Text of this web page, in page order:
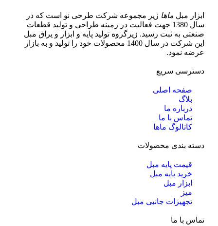
ابزار مبل ماها زیر مجموعه شرکت طرحی نو است که در
سال 1380 جهت فعالیت در زمینه طراحی و تولید قطعات
صنعتی به ثبت رسید. زیرگروه تولید پایه و ابزار و یراق مبل
این شرکت در سال 1400 محصولات خود را تولید و به بازار
عرضه نمود.
دسترسی سریع
صفحه اصلی
بلاگ
درباره ما
تماس با ما
کاتالوگ ماها
دسته بندی محصولات
قیمت پایه مبل
خرید پایه مبل
ابزار مبل
میز
تجهیزات جانبی مبل
تماس با ما